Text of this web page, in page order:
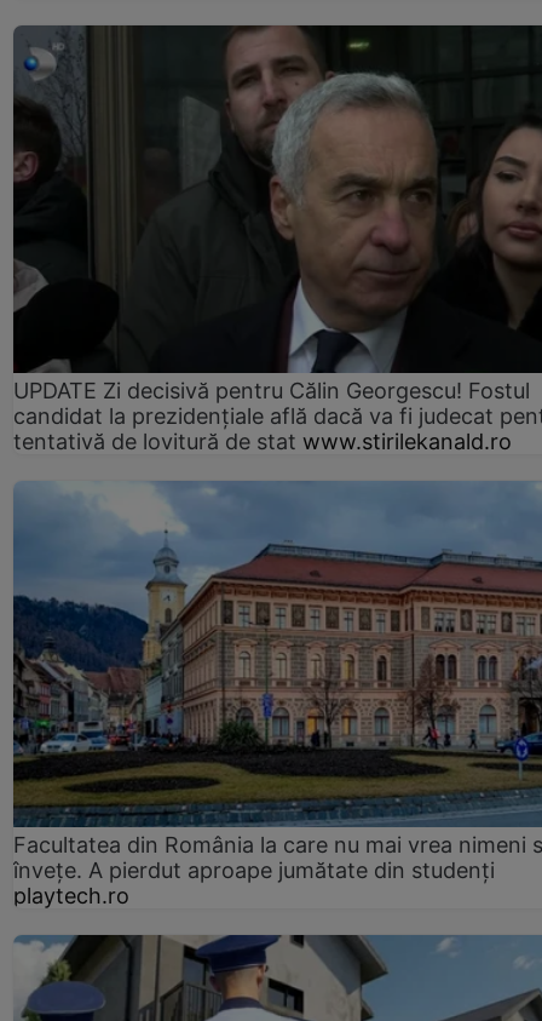
UPDATE Zi decisivă pentru Călin Georgescu! Fostul
candidat la prezidențiale află dacă va fi judecat
tentativă de lovitură de stat www.stirilekanald.ro
Facultatea din România la care nu mai vrea nimeni
înveţe. A pierdut aproape jumătate din studenţi
playtech.ro